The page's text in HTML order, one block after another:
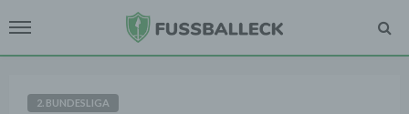
2. BUNDESLIGA